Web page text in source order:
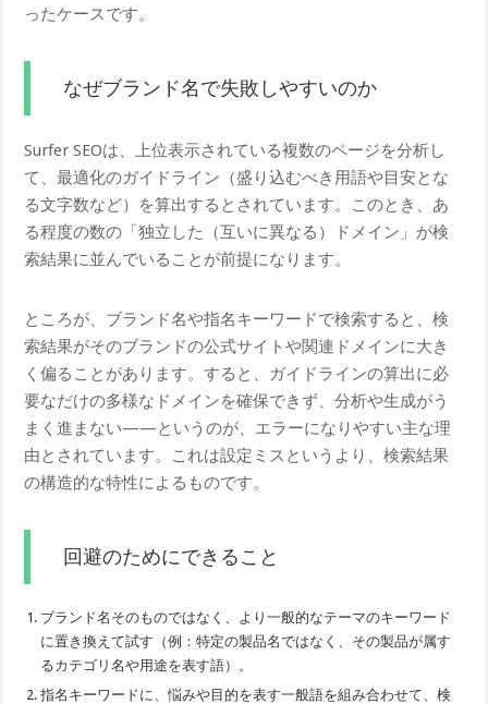
ったケースです。
なぜブランド名で失敗しやすいのか
Surfer SEOは、上位表示されている複数のページを分析し
て、最適化のガイドライン（盛り込むべき用語や目安とな
る文字数など）を算出するとされています。このとき、あ
る程度の数の「独立した（互いに異なる）ドメイン」が検
索結果に並んでいることが前提になります。
ところが、ブランド名や指名キーワードで検索すると、検
索結果がそのブランドの公式サイトや関連ドメインに大き
く偏ることがあります。すると、ガイドラインの算出に必
要なだけの多様なドメインを確保できず、分析や生成がう
まく進まない——というのが、エラーになりやすい主な理
由とされています。これは設定ミスというより、検索結果
の構造的な特性によるものです。
回避のためにできること
ブランド名そのものではなく、より一般的なテーマのキーワード
に置き換えて試す（例：特定の製品名ではなく、その製品が属す
るカテゴリ名や用途を表す語）。
指名キーワードに、悩みや目的を表す一般語を組み合わせて、検